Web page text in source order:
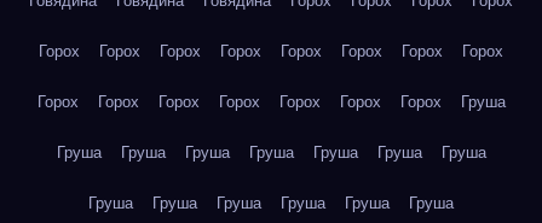
Горох Горох Горох Горох Горох Горох Горох Горох
Горох Горох Горох Горох Горох Горох Горох Груша
Груша Груша Груша Груша Груша Груша Груша
Груша Груша Груша Груша Груша Груша